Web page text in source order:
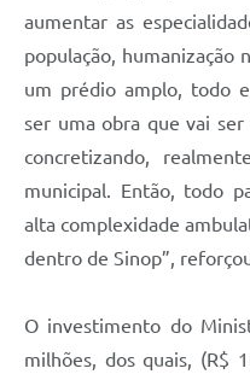
aumentar as
população, humanização
um prédio amplo, todo
ser uma obra que vai
concretizando,
municipal. Então, todo
alta complexidade
dentro de Sinop”,
O investimento do
milhões, dos quais, (R$